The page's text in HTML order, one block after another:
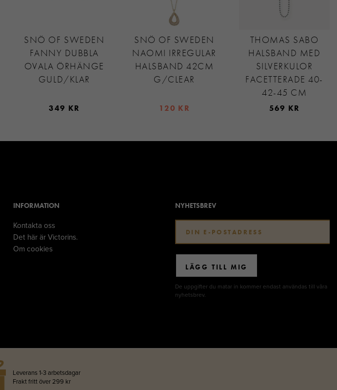
SNÖ OF SWEDEN
FANNY DUBBLA
OVALA ÖRHÄNGE
GULD/KLAR
349 KR
SNÖ OF SWEDEN
NAOMI IRREGULAR
HALSBAND 42CM
G/CLEAR
120 KR
THOMAS SABO
HALSBAND MED
SILVERKULOR
FACETTERADE 40-
42-45 CM
569 KR
INFORMATION
Kontakta oss
Det här är Victorins.
Om cookies
NYHETSBREV
LÄGG TILL MIG
De uppgifter du matar in kommer endast användas till våra
nyhetsbrev.
Leverans 1-3 arbetsdagar
Frakt fritt över 299 kr